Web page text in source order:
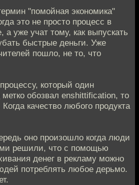
"помойная экономика"
это не просто процесс в
а уже учат тому, как выпускать
быстрые деньги. Уже
пошло, не то, что
который один
обозвал enshittification, то
качество любого продукта
оно произошло когда люди
решили, что с помощью
денег в рекламу можно
потреблять любое дерьмо.